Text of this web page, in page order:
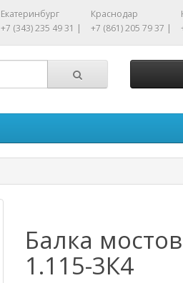
Екатеринбург
+7 (343) 235 49 31 |
Краснодар
+7 (861) 205 79 37 |
Балка
1.115-3К4